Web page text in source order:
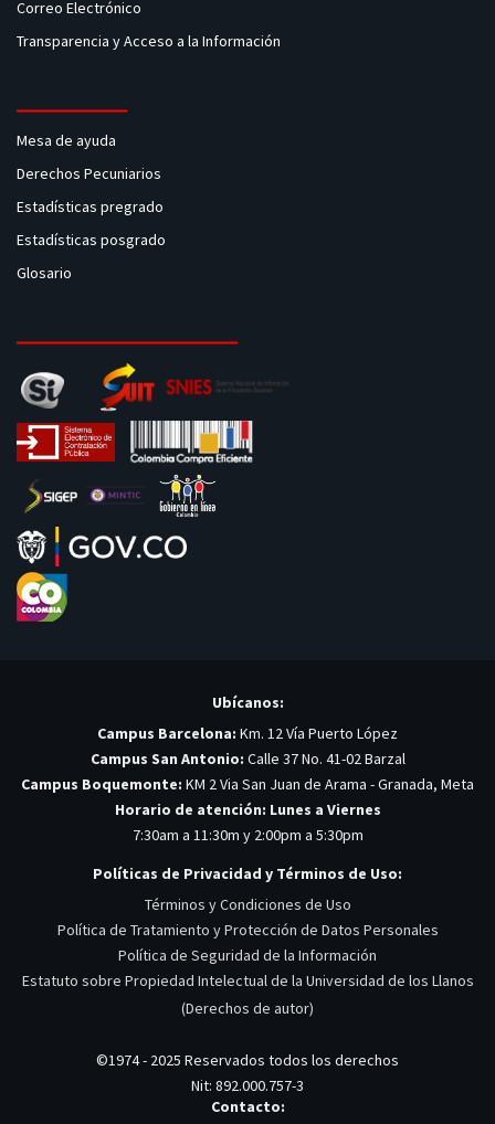
Correo Electrónico
Transparencia y Acceso a la Información
Mesa de ayuda
Derechos Pecuniarios
Estadísticas pregrado
Estadísticas posgrado
Glosario
Ubícanos:
Campus Barcelona: Km. 12 Vía Puerto López
Campus San Antonio: Calle 37 No. 41-02 Barzal
Campus Boquemonte: KM 2 Via San Juan de Arama - Granada, Meta
Horario de atención: Lunes a Viernes
7:30am a 11:30m y 2:00pm a 5:30pm
Políticas de Privacidad y Términos de Uso:
Términos y Condiciones de Uso
Política de Tratamiento y Protección de Datos Personales
Política de Seguridad de la Información
Estatuto sobre Propiedad Intelectual de la Universidad de los Llanos
(Derechos de autor)
©1974 - 2025 Reservados todos los derechos
Nit: 892.000.757-3
Contacto: